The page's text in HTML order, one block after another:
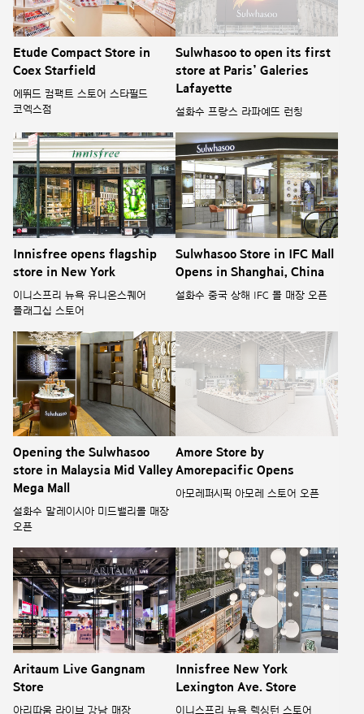
Etude Compact Store in
Coex Starfield
에뛰드 컴팩트 스토어 스타필드
코엑스점
Sulwhasoo to open its first
store at Paris’ Galeries
Lafayette
설화수 프랑스 라파예뜨 런칭
Innisfree opens flagship
store in New York
이니스프리 뉴욕 유니온스퀘어
플래그십 스토어
Sulwhasoo Store in IFC Mall
Opens in Shanghai, China
설화수 중국 상해 IFC 몰 매장 오픈
Opening the Sulwhasoo
store in Malaysia Mid Valley
Mega Mall
설화수 말레이시아 미드밸리몰 매장
오픈
Amore Store by
Amorepacific Opens
아모레퍼시픽 아모레 스토어 오픈
Aritaum Live Gangnam
Store
아리따움 라이브 강남 매장
Innisfree New York
Lexington Ave. Store
이니스프리 뉴욕 렉싱턴 스토어